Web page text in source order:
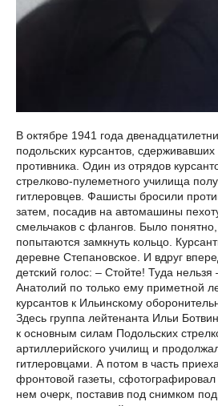
В октябре 1941 года
подольских курсантов,
противника. Один из отрядов
стрелково-пулеметного училища
гитлеровцев. Фашисты бросили
затем, посадив на автомашины
смельчаков с флангов. Было понятно,
попытаются замкнуть кольцо.
деревне Степановское. И вдруг
детский голос: – Стойте! Туда
Анатолий по только ему приметной
курсантов к Ильинскому
Здесь группа лейтенанта Ильи
к основным силам Подольских
артиллерийского училищ и
гитлеровцами. А потом в часть
фронтовой газеты,
нем очерк, поставив под снимком